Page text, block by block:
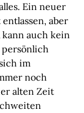
Ein neuer
aber
auch kein
im
noch
alten Zeit